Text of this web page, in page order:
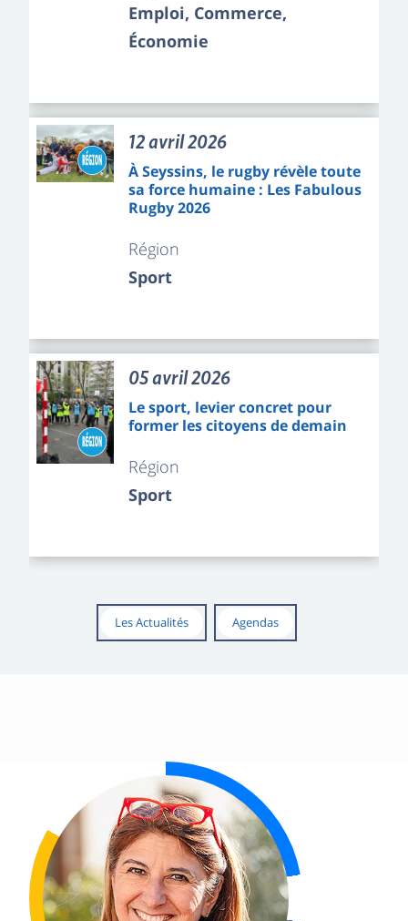
Emploi, Commerce,
Économie
12 avril 2026
À Seyssins, le rugby révèle toute
sa force humaine : Les Fabulous
Rugby 2026
Région
Sport
05 avril 2026
Le sport, levier concret pour
former les citoyens de demain
Région
Sport
Les Actualités Agendas